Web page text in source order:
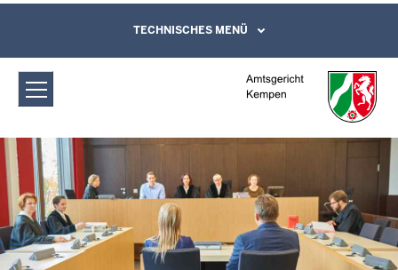
Amtsgericht Kempen: Sitzungstermine
Direkt zum Inhalt
Leichte Sprache, Gebärdensprachenvideo
und Kontaktformular
TECHNISCHES MENÜ